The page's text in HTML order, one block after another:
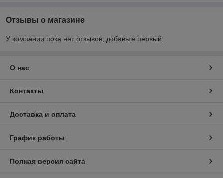
Отзывы о магазине
У компании пока нет отзывов, добавьте первый
О нас
Контакты
Доставка и оплата
График работы
Полная версия сайта